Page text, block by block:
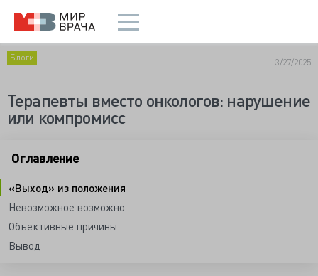
Блоги 3/27/2025
Терапевты вместо онкологов: нарушение
или компромисс
Оглавление
«Выход» из положения
Невозможное возможно
Объективные причины
Вывод